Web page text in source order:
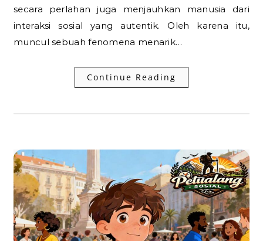
secara perlahan juga menjauhkan manusia dari
interaksi sosial yang autentik. Oleh karena itu,
muncul sebuah fenomena menarik…
Continue Reading